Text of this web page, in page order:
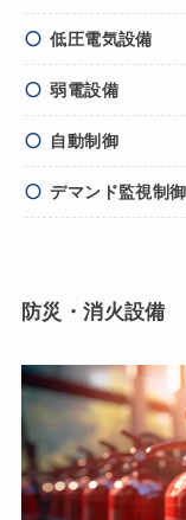
低圧電気設備
弱電設備
自動制御
デマンド監視制御
防災・消火設備